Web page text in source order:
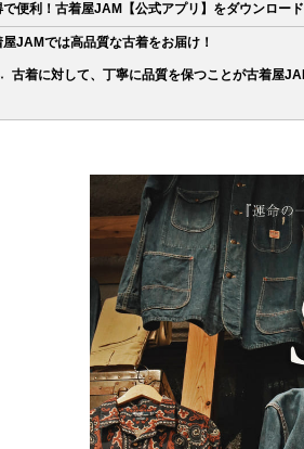
で便利！古着屋JAM【公式アプリ】をダウンロード
屋JAMでは高品質な古着をお届け！
古着に対して、丁寧に品質を保つことが古着屋